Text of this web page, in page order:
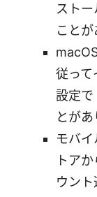
スト
ことが
従って
設定で
とがあ
モバ
トア
ウント